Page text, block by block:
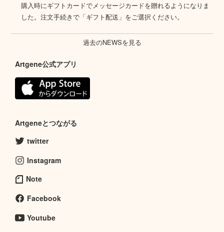
購入時にギフトカードでメッセージカードを贈れるようになりま
した。注文手続きで「ギフト配送」をご選択ください。
過去のNEWSを見る
Artgene公式アプリ
Artgeneとつながる
twitter
Instagram
Note
Facebook
Youtube